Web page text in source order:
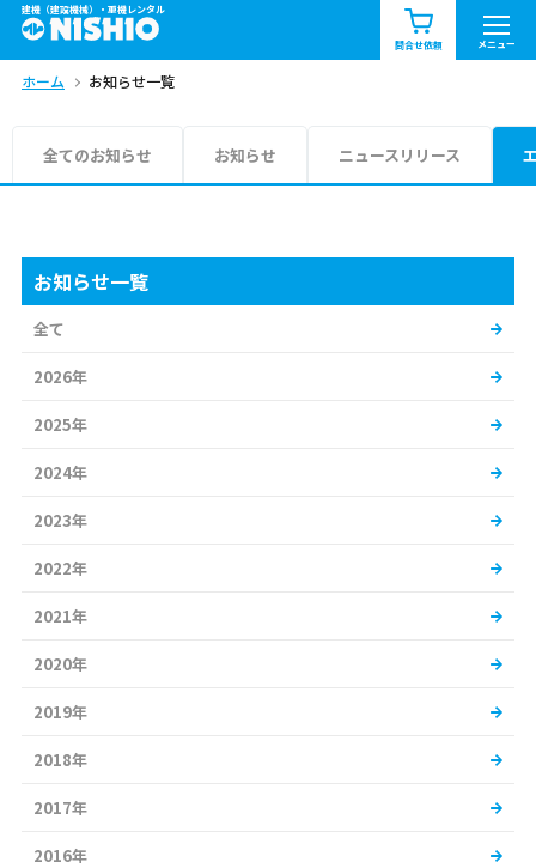
建機（建設機械）・重機レンタル
問合せ依頼 メニュー
商品一覧 お知らせ一覧
問合せ依頼リスト
エリア情報を見る
中部 関西 中国・四国
ホーム お知らせ一覧
全てのお知らせ お知らせ ニュースリリース
お知らせ一覧
全て
2026年
2025年
2024年
2023年
2022年
2021年
2020年
2019年
2018年
2017年
2016年